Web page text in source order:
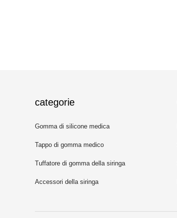
categorie
Gomma di silicone medica
Tappo di gomma medico
Tuffatore di gomma della siringa
Accessori della siringa